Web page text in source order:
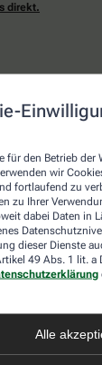
für den Betrieb
wir
fortlaufend zu
zu Ihrer
dabei Daten in
dieser Dienste
49 Abs. 1 lit. a
Alle
direkt.
akzeptierten
der Apotheke